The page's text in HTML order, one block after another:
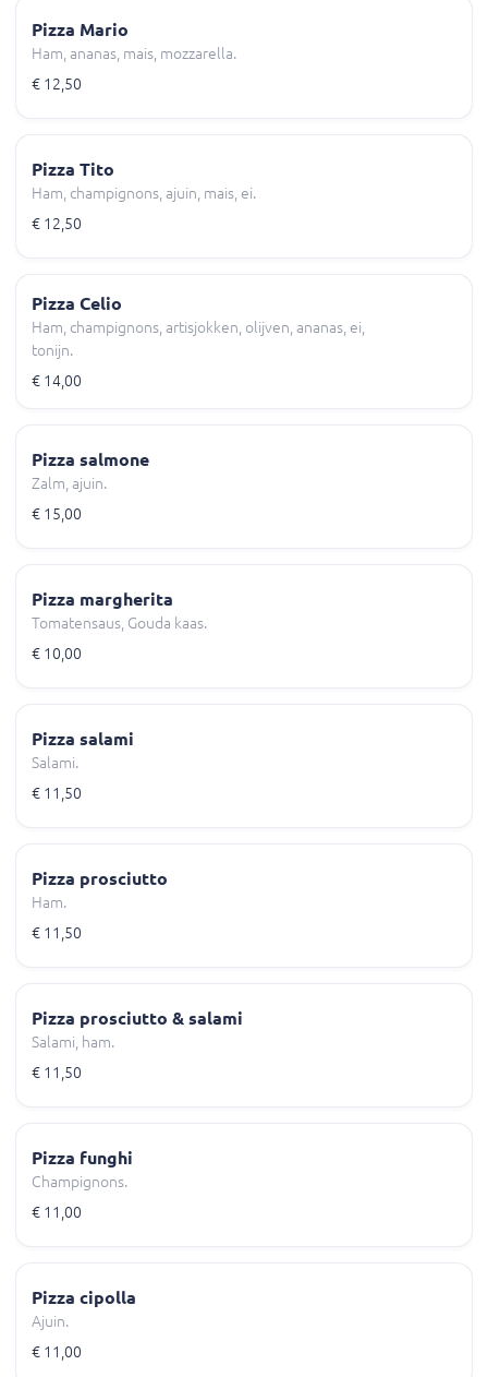
Pizza Mario
Ham, ananas, mais, mozzarella.
€ 12,50
Pizza Tito
Ham, champignons, ajuin, mais, ei.
€ 12,50
Pizza Celio
Ham, champignons, artisjokken, olijven, ananas, ei,
tonijn.
€ 14,00
Pizza salmone
Zalm, ajuin.
€ 15,00
Pizza margherita
Tomatensaus, Gouda kaas.
€ 10,00
Pizza salami
Salami.
€ 11,50
Pizza prosciutto
Ham.
€ 11,50
Pizza prosciutto & salami
Salami, ham.
€ 11,50
Pizza funghi
Champignons.
€ 11,00
Pizza cipolla
Ajuin.
€ 11,00